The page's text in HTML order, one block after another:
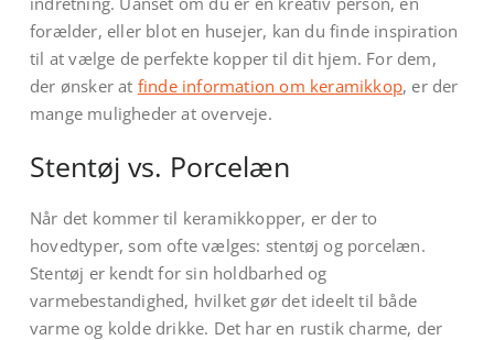
forælder, eller blot en husejer, kan du finde inspiration
til at vælge de perfekte kopper til dit hjem. For dem,
der ønsker at finde information om keramikkop, er der
mange muligheder at overveje.
Stentøj vs. Porcelæn
Når det kommer til keramikkopper, er der to
hovedtyper, som ofte vælges: stentøj og porcelæn.
Stentøj er kendt for sin holdbarhed og
varmebestandighed, hvilket gør det ideelt til både
varme og kolde drikke. Det har en rustik charme, der